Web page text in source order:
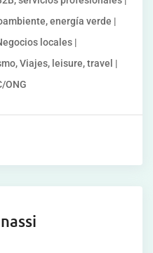
energía verde |
locales |
Viajes, leisure, travel |
ONG